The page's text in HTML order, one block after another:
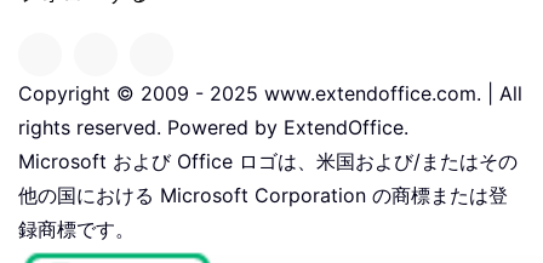
Copyright © 2009 - 2025 www.extendoffice.com. | All
rights reserved. Powered by ExtendOffice.
Microsoft および Office ロゴは、米国および/またはその
他の国における Microsoft Corporation の商標または登
録商標です。